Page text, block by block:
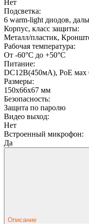
Нет
Подсветка:
6 warm-light диодов,
Корпус, класс защиты:
Металл/пластик,
Рабочая температура:
От -60°С до +50°С
Питание:
DC12В(450мА), PoE мах
Размеры:
150х66х67 мм
Безопасность:
Защита по паролю
Видео выход:
Нет
Встроенный микрофон:
Да
Описание